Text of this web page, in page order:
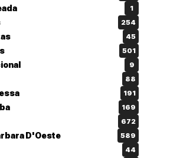
1
254
45
501
9
88
191
169
672
D'Oeste 589
44